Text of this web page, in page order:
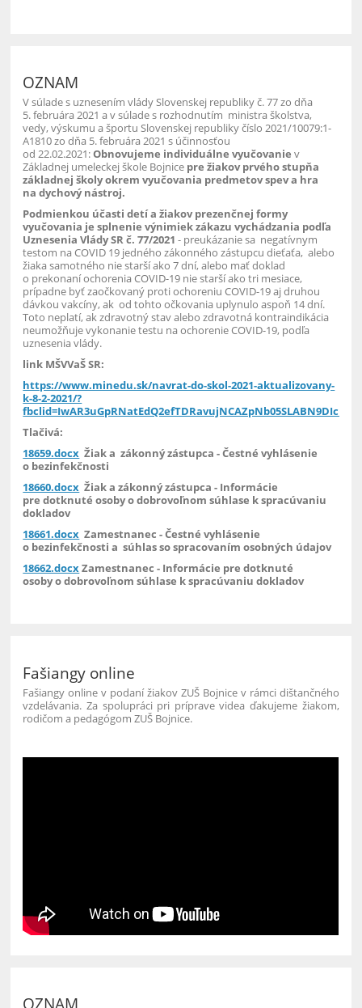
OZNAM
V súlade s uznesením vlády Slovenskej republiky č. 77 zo dňa
5. februára 2021 a v súlade s rozhodnutím ministra školstva,
vedy, výskumu a športu Slovenskej republiky číslo 2021/10079:1-
A1810 zo dňa 5. februára 2021 s účinnosťou
od 22.02.2021:Obnovujeme individuálne vyučovaniev
Základnej umeleckej škole Bojnice pre žiakov prvého stupňa
základnej školy okrem vyučovania predmetov spev a hra
na dychový nástroj.
Podmienkou účasti detí a žiakov prezenčnej formy
vyučovania je splnenie výnimiek zákazu vychádzania podľa
Uznesenia Vlády SR č. 77/2021- preukázanie sa negatívnym
testom na COVID 19 jedného zákonného zástupcu dieťaťa, alebo
žiaka samotného nie starší ako 7 dní, alebo mať doklad
o prekonaní ochorenia COVID-19 nie starší ako tri mesiace,
prípadne byť zaočkovaný proti ochoreniu COVID-19 aj druhou
dávkou vakcíny, ak od tohto očkovania uplynulo aspoň 14 dní.
Toto neplatí, ak zdravotný stav alebo zdravotná kontraindikácia
neumožňuje vykonanie testu na ochorenie COVID-19, podľa
uznesenia vlády.
link MŠVVaŠ SR:
https://www.minedu.sk/navrat-do-skol-2021-aktualizovany-
k-8-2-2021/?
Tlačivá:
18659.docx Žiak a zákonný zástupca -Čestné vyhlásenie
o bezinfekčnosti
18660.docx Žiak a zákonný zástupca - Informácie
pre dotknuté osobyo dobrovoľnom súhlase k spracúvaniu
dokladov
18661.docx Zamestnanec -Čestné vyhlásenie
o bezinfekčnosti a súhlas so spracovaním osobných údajov
18662.docxZamestnanec - Informácie pre dotknuté
osobyo dobrovoľnom súhlase k spracúvaniu dokladov
Fašiangy online
Fašiangy online v podaní žiakov ZUŠ Bojnice v rámci dištančného
vzdelávania. Za spolupráci pri príprave videa ďakujeme žiakom,
rodičom a pedagógom ZUŠ Bojnice.
OZNAM